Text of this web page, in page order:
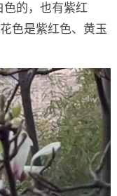
色的，也有紫红
色是紫红色、黄玉